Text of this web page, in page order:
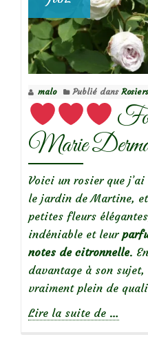
malo Publié dans Rosiers
Marie
Voici un rosier que
le jardin de Martine,
petites fleurs
indéniable et leur
notes de citronnelle.
davantage à son
vraiment plein de
Lire la suite de …